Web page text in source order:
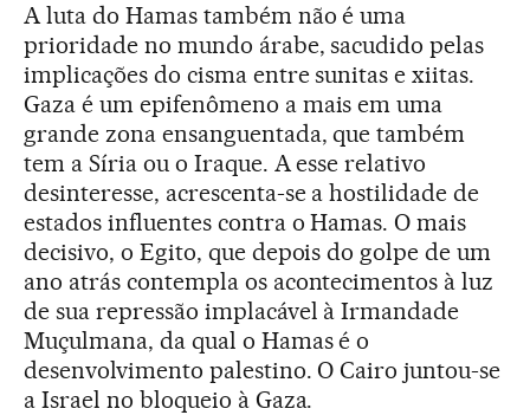
A luta do Hamas também não é uma
prioridade no mundo árabe, sacudido pelas
implicações do cisma entre sunitas e xiitas.
Gaza é um epifenômeno a mais em uma
grande zona ensanguentada, que também
tem a Síria ou o Iraque. A esse relativo
desinteresse, acrescenta-se a hostilidade de
estados influentes contra o Hamas. O mais
decisivo, o Egito, que depois do golpe de um
ano atrás contempla os acontecimentos à luz
de sua repressão implacável à Irmandade
Muçulmana, da qual o Hamas é o
desenvolvimento palestino. O Cairo juntou-se
a Israel no bloqueio à Gaza.